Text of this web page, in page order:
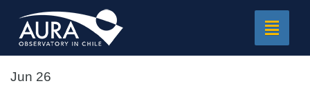
Toggle
Jun 26